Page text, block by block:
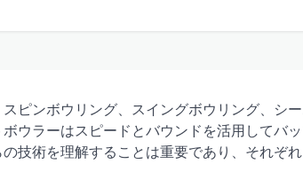
ピンボウリング、スイングボウリング、シ
ウラーはスピードとバウンドを活用してバ
技術を理解することは重要であり、それぞ